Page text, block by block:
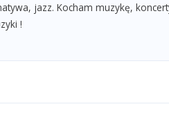
jazz. Kocham muzykę,
!